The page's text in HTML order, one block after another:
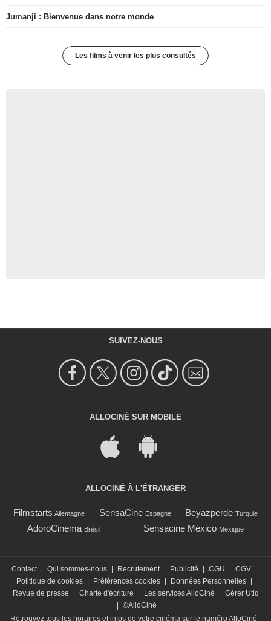
Jumanji : Bienvenue dans notre monde
Les films à venir les plus consultés
SUIVEZ-NOUS
ALLOCINÉ SUR MOBILE
ALLOCINÉ À L'ÉTRANGER
Filmstarts Allemagne SensaCine Espagne Beyazperde Turquie
AdoroCinema Brésil Sensacine México Mexique
Contact | Qui sommes-nous | Recrutement | Publicité | CGU | CGV |
Politique de cookies | Préférences cookies | Données Personnelles |
Revue de presse
| Charte d'écriture | Les services AlloCiné | Gérer Utiq
| ©AlloCiné
Retrouvez tous les horaires et infos de votre cinéma sur le numéro AlloCiné :